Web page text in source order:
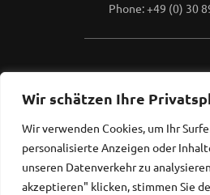
Wir schätzen Ihre
Wir verwenden Cookies, um Ihr
personalisierte Anzeigen oder
unseren Datenverkehr zu
akzeptieren" klicken, stimmen Sie
Phone: +49 (0) 30
Mehr
Kontaktieren Sie
Ich freue mich, von